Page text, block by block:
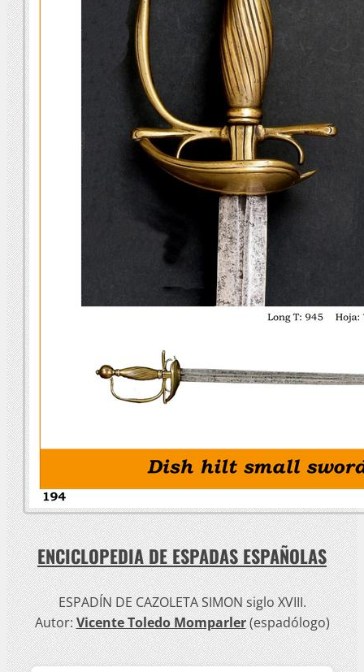
ENCICLOPEDIA DE ESPADAS ESPAÑOLAS
ESPADÍN DE CAZOLETA SIMON siglo XVIII.
Autor:Vicente Toledo Momparler(espadólogo)